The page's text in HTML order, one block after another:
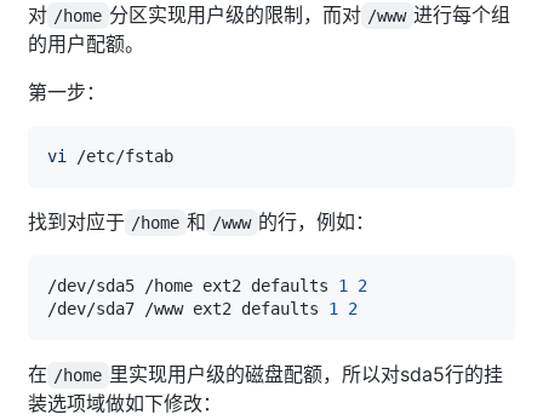
对 /home 分区实现用户级的限制，而对 /www 进行每个组
的用户配额。
第一步：
vi
找到对应于 /home 和 /www 的行，例如：
/dev/sda5 /home ext2 defaults 1
2
/dev/sda7 /www ext2 defaults 1 2
在 /home 里实现用户级的磁盘配额，所以对sda5行的挂
装选项域做如下修改：